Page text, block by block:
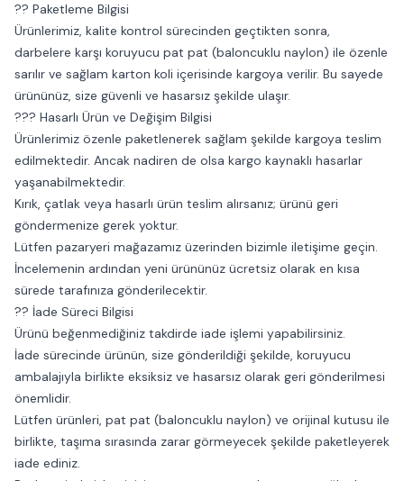
?? Paketleme Bilgisi
Ürünlerimiz, kalite kontrol sürecinden geçtikten sonra,
darbelere karşı koruyucu pat pat (baloncuklu naylon) ile özenle
sarılır ve sağlam karton koli içerisinde kargoya verilir. Bu sayede
ürününüz, size güvenli ve hasarsız şekilde ulaşır.
??? Hasarlı Ürün ve Değişim Bilgisi
Ürünlerimiz özenle paketlenerek sağlam şekilde kargoya teslim
edilmektedir. Ancak nadiren de olsa kargo kaynaklı hasarlar
yaşanabilmektedir.
Kırık, çatlak veya hasarlı ürün teslim alırsanız; ürünü geri
göndermenize gerek yoktur.
Lütfen pazaryeri mağazamız üzerinden bizimle iletişime geçin.
İncelemenin ardından yeni ürününüz ücretsiz olarak en kısa
sürede tarafınıza gönderilecektir.
?? İade Süreci Bilgisi
Ürünü beğenmediğiniz takdirde iade işlemi yapabilirsiniz.
İade sürecinde ürünün, size gönderildiği şekilde, koruyucu
ambalajıyla birlikte eksiksiz ve hasarsız olarak geri gönderilmesi
önemlidir.
Lütfen ürünleri, pat pat (baloncuklu naylon) ve orijinal kutusu ile
birlikte, taşıma sırasında zarar görmeyecek şekilde paketleyerek
iade ediniz.